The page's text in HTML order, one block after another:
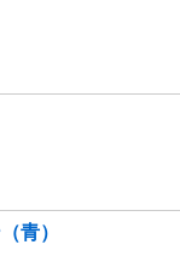
青）